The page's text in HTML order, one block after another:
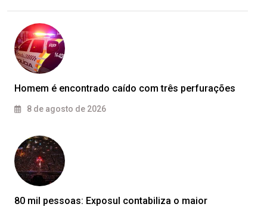
Homem é encontrado caído com três perfurações
8 de agosto de 2026
80 mil pessoas: Exposul contabiliza o maior